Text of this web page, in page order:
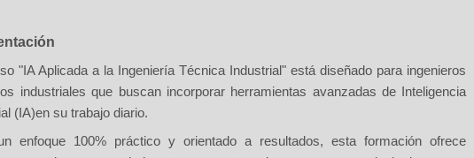
"IA Aplicada a la Ingeniería Técnica Industrial" está diseñado para ingenieros
industriales que buscan incorporar herramientas avanzadas de
Inteligencia
(IA)en su trabajo diario.
enfoque 100% práctico y orientado a resultados, esta formación ofrece
de indicar el número máximo de participantes que puede tener
Cerrar